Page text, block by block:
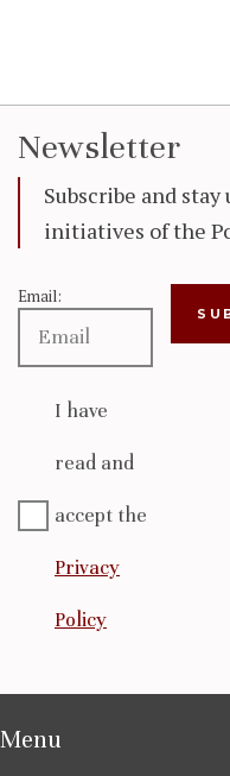
Newsletter
Subscribe and
initiatives of the
Email:
I have
read and
accept the
Privacy
Policy
Menu